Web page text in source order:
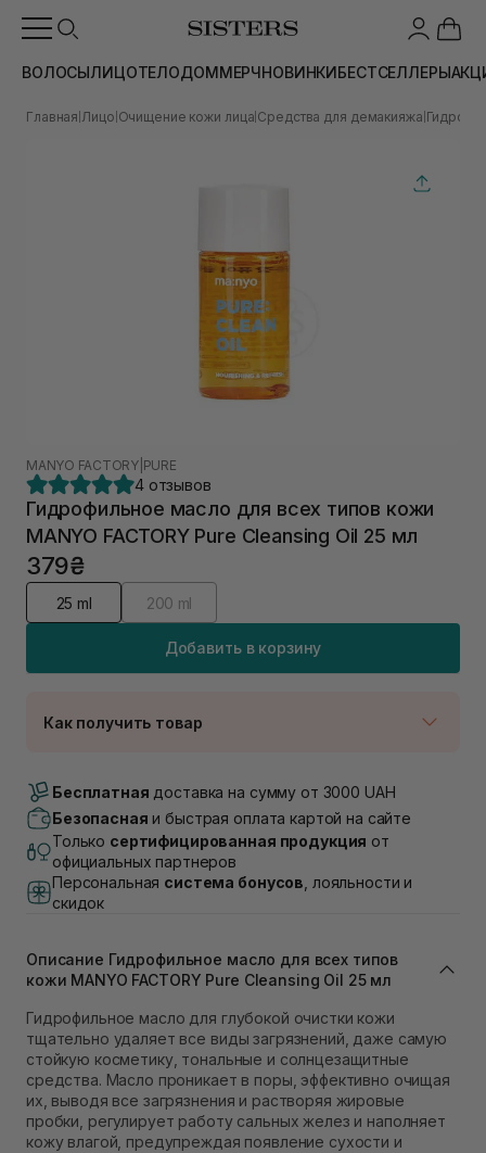
ВОЛОСЫЛИЦОТЕЛОДОММЕРЧНОВИНКИБЕСТСЕЛЛЕРЫ
Главная Лицо Очищение кожи лица Средства для демакияжа
MANYO FACTORY| PURE
4 отзывов
Гидрофильное масло для всех типов кожи
MANYO FACTORY Pure Cleansing Oil 25 мл
379₴
25 ml 200 ml
Добавить в корзину
Как получить товар
В наличии
Самовывоз г. Луцк, Винниченка 4
Нет в наличии!
Самовывоз г. Львов, ул. Академика Подстригача,
1В (Duck's Lake)
Нет в наличии!
Самовывоз Львов (Ивана Франко 36)
Самовывоз г. Львов ул. Степана Бандеры 43
Нет в наличии!
Нет в наличии!
Самовывоз г. Ровно, ул. Кулика и Гудачека 23 (ТЦ
Экватор)
Нет в наличии!
Бесплатная доставка на сумму от 3000 UAH
Безопасная и быстрая оплата картой на сайте
Только сертифицированная продукция от
официальных партнеров
Персональная система бонусов , лояльности и
скидок
Описание Гидрофильное масло для всех типов
кожи MANYO FACTORY Pure Cleansing Oil 25 мл
Гидрофильное масло для глубокой очистки кожи
тщательно удаляет все виды загрязнений, даже самую
стойкую косметику, тональные и солнцезащитные
средства. Масло проникает в поры, эффективно очищая
их, выводя все загрязнения и растворяя жировые
пробки, регулирует работу сальных желез и наполняет
кожу влагой, предупреждая появление сухости и